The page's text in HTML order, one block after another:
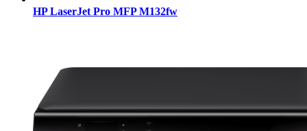
HP LaserJet Pro MFP M132fw